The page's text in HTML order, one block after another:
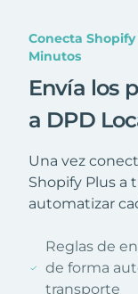
Conecta Shopify
Minutos
Envía los
a DPD
Una vez
Shopify Plus a
automatizar
Reglas de
de forma
transporte